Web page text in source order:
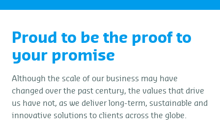
Proud to be the proof to
your promise
Although the scale of our business may have
changed over the past century, the values that drive
us have not, as we deliver long-term, sustainable and
innovative solutions to clients across the globe.